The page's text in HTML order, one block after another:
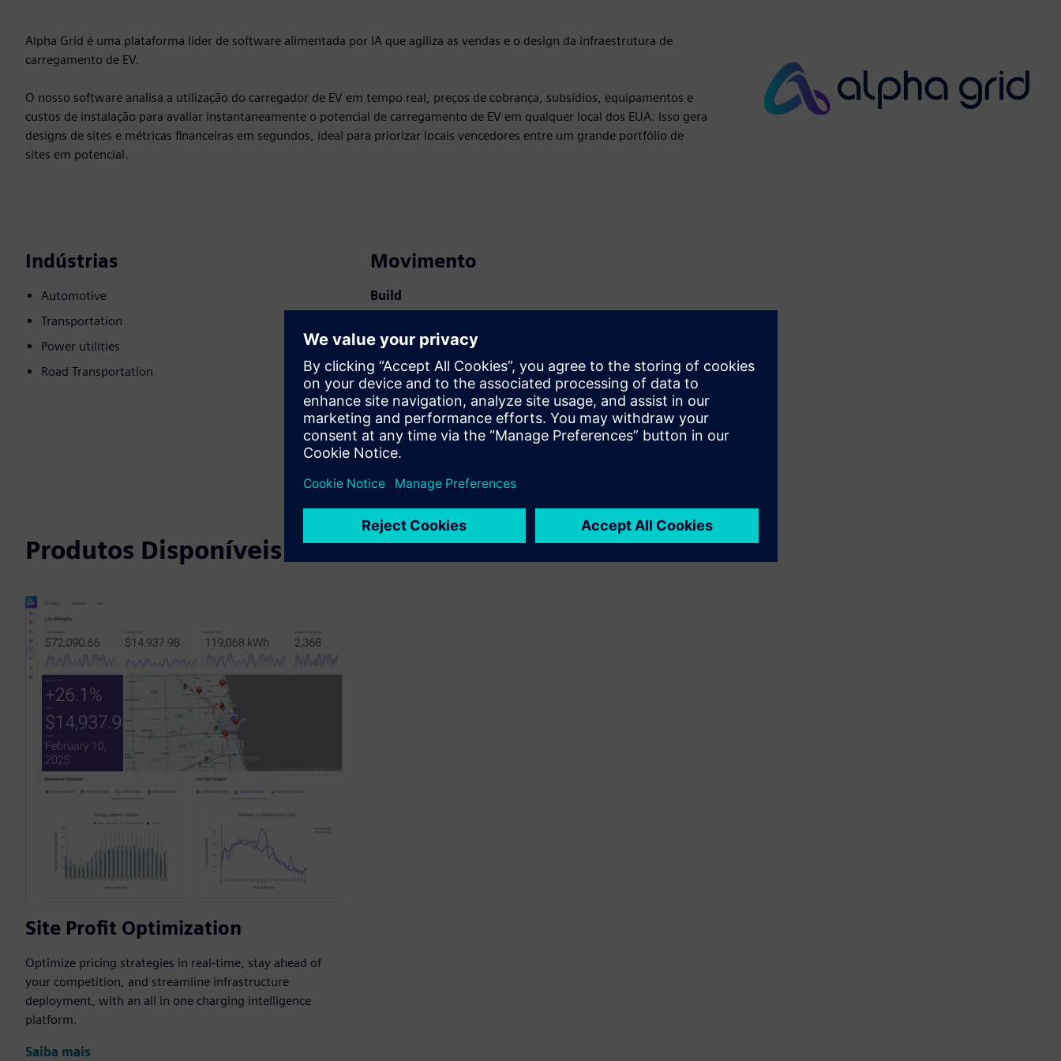
Alpha Grid é uma plataforma líder de software alimentada por IA que agiliza as vendas e o design da infraestrutura de
carregamento de EV.
O nosso software analisa a utilização do carregador de EV em tempo real, preços de cobrança, subsídios, equipamentos e
custos de instalação para avaliar instantaneamente o potencial de carregamento de EV em qualquer local dos EUA. Isso gera
designs de sites e métricas financeiras em segundos, ideal para priorizar locais vencedores entre um grande portfólio de
sites em potencial.
Indústrias
Automotive
Transportation
Power utilities
Road Transportation
Movimento
Build
Amplia ou desenvolve um produto/solução Siemens
Xcelerator através da criação de um novo produto, ou cria
uma nova solução para o cliente através da integração do
produto Siemens Xcelerator e do seu próprio produto
Sell
Revenda/co-venda de software e hardware digital no
Siemens Xcelerator
Produtos Disponíveis
Site Profit Optimization
Optimize pricing strategies in real-time, stay ahead of
your competition, and streamline infrastructure
deployment, with an all in one charging intelligence
platform.
Saiba mais